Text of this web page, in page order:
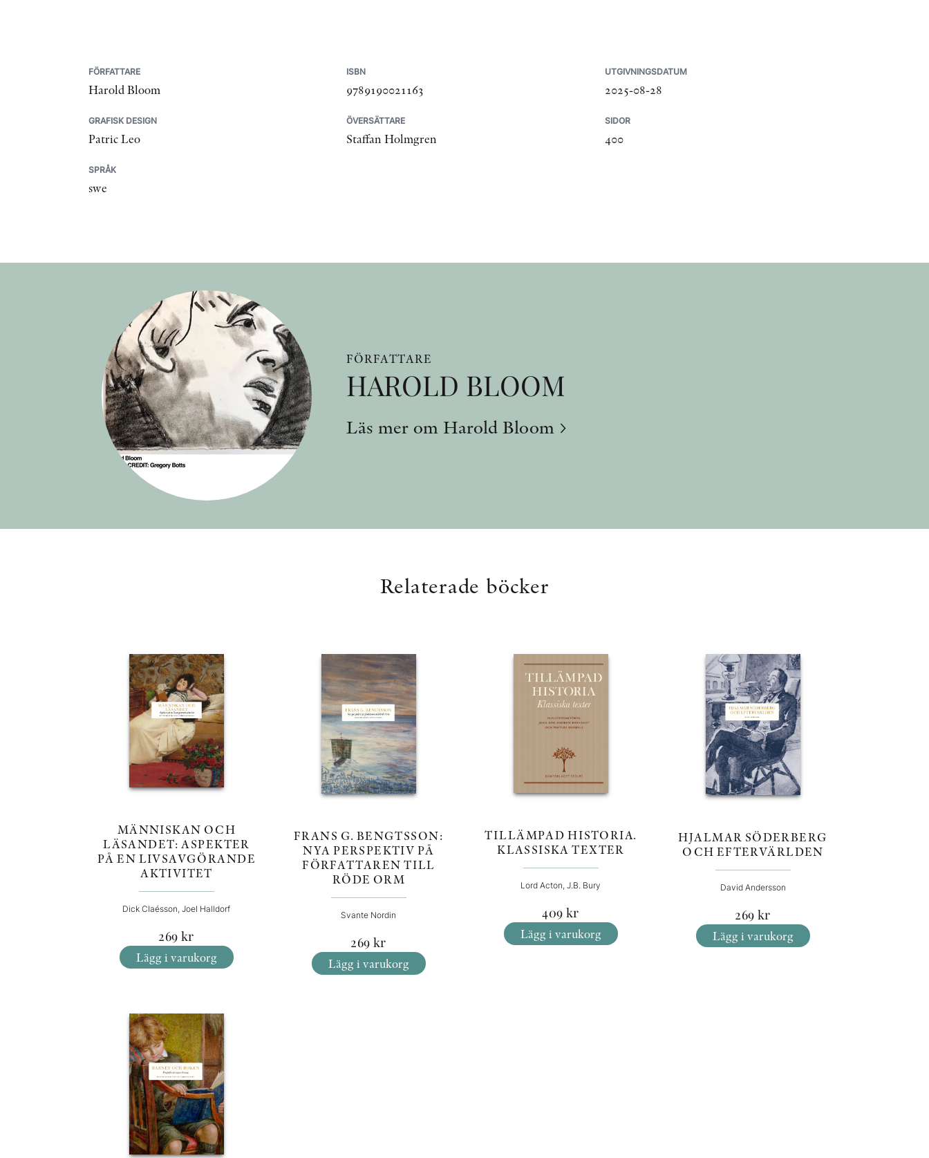
FÖRFATTARE
Harold Bloom
ISBN
9789190021163
UTGIVNINGSDATUM
2025-08-28
GRAFISK DESIGN
Patric Leo
ÖVERSÄTTARE
Staffan Holmgren
SIDOR
400
SPRÅK
swe
FÖRFATTARE
HAROLD BLOOM
Läs mer om Harold Bloom
Relaterade böcker
MÄNNISKAN OCH
LÄSANDET: ASPEKTER
PÅ EN LIVSAVGÖRANDE
AKTIVITET
Dick Claésson, Joel Halldorf
269 kr
Lägg i varukorg
FRANS G. BENGTSSON:
NYA PERSPEKTIV PÅ
FÖRFATTAREN TILL
RÖDE ORM
Svante Nordin
269 kr
Lägg i varukorg
TILLÄMPAD HISTORIA.
KLASSISKA TEXTER
Lord Acton, J.B. Bury
409 kr
Lägg i varukorg
HJALMAR SÖDERBERG
OCH EFTERVÄRLDEN
David Andersson
269 kr
Lägg i varukorg